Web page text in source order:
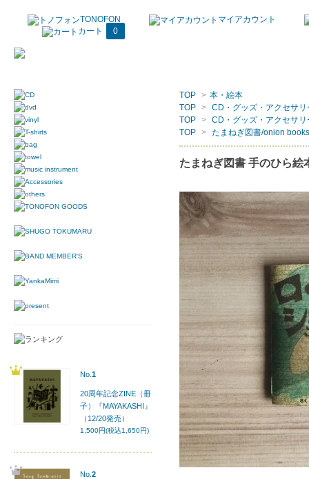
TONOFON
マイアカウント
カート
0
TOP > 本・絵本
TOP > CD・グッズ・アクセサリ
TOP > CD・グッズ・アクセサリ
TOP > たまねぎ図書/onion books
たまねぎ図書 手のひら
No. 1
20周年記念ZINE（冊
子）『MAYAKASHI』
（12/20発売）
1,500円(税込1,650円)
No. 2